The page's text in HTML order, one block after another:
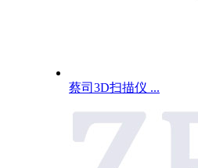
蔡司3D扫描仪 ...